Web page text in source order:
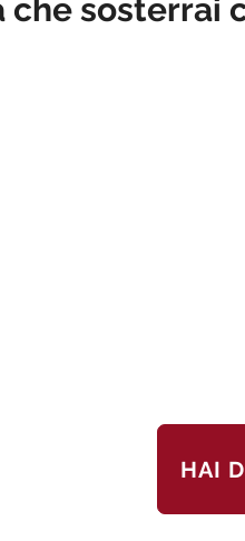
sosterrai
HAI